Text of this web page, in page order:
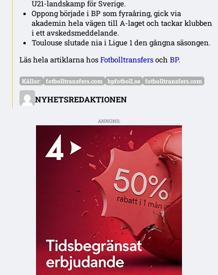
U21-landskamp för Sverige.
Oppong började i BP som fyraåring, gick via
akademin hela vägen till A-laget och tackar klubben
i ett avskedsmeddelande.
Toulouse slutade nia i Ligue 1 den gångna säsongen.
Läs hela artiklarna hos Fotbolltransfers och BP.
NYHETSREDAKTIONEN
Källor: fotbolltransfers.com bpfotboll.se fotbolltransfers.com
ANNONS: